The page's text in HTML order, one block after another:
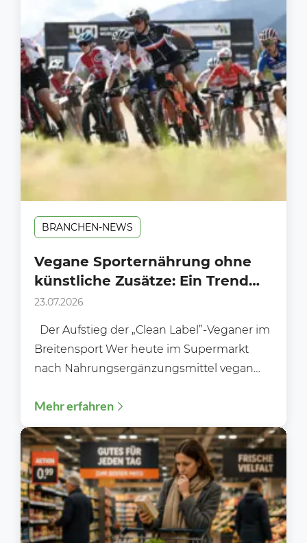
BRANCHEN-NEWS
Vegane Sporternährung ohne
künstliche Zusätze: Ein Trend
am Supermarkt-Regal?
23.07.2026
Der Aufstieg der „Clean Label”-Veganer im
Breitensport Wer heute im Supermarkt
nach Nahrungsergänzungsmittel vegan
Mehr erfahren